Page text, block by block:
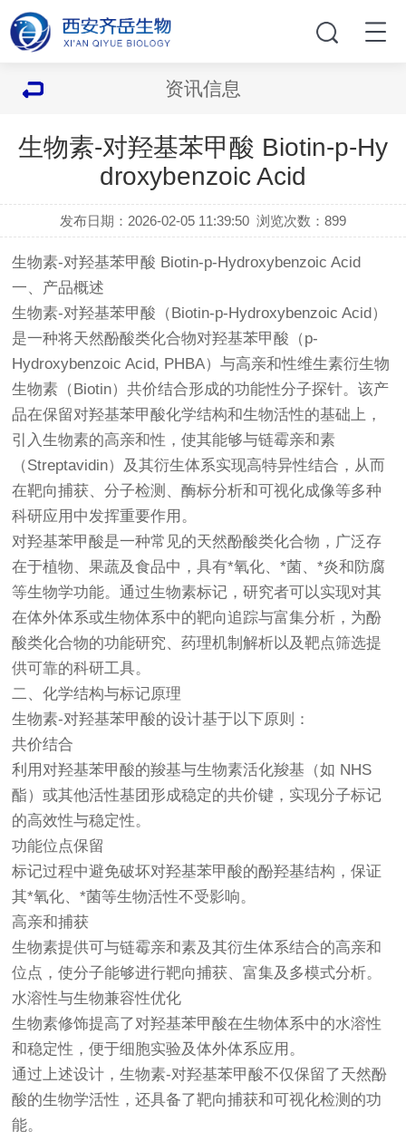
资讯信息
生物素-对羟基苯甲酸 Biotin-p-Hy
droxybenzoic Acid
发布日期：2026-02-05 11:39:50 浏览次数：899
生物素-对羟基苯甲酸 Biotin-p-Hydroxybenzoic Acid
一、产品概述
生物素-对羟基苯甲酸（Biotin-p-Hydroxybenzoic Acid）
是一种将天然酚酸类化合物对羟基苯甲酸（p-
Hydroxybenzoic Acid, PHBA）与高亲和性维生素衍生物
生物素（Biotin）共价结合形成的功能性分子探针。该产
品在保留对羟基苯甲酸化学结构和生物活性的基础上，
引入生物素的高亲和性，使其能够与链霉亲和素
（Streptavidin）及其衍生体系实现高特异性结合，从而
在靶向捕获、分子检测、酶标分析和可视化成像等多种
科研应用中发挥重要作用。
对羟基苯甲酸是一种常见的天然酚酸类化合物，广泛存
在于植物、果蔬及食品中，具有*氧化、*菌、*炎和防腐
等生物学功能。通过生物素标记，研究者可以实现对其
在体外体系或生物体系中的靶向追踪与富集分析，为酚
酸类化合物的功能研究、药理机制解析以及靶点筛选提
供可靠的科研工具。
二、化学结构与标记原理
生物素-对羟基苯甲酸的设计基于以下原则：
共价结合
利用对羟基苯甲酸的羧基与生物素活化羧基（如 NHS
酯）或其他活性基团形成稳定的共价键，实现分子标记
的高效性与稳定性。
功能位点保留
标记过程中避免破坏对羟基苯甲酸的酚羟基结构，保证
其*氧化、*菌等生物活性不受影响。
高亲和捕获
生物素提供可与链霉亲和素及其衍生体系结合的高亲和
位点，使分子能够进行靶向捕获、富集及多模式分析。
水溶性与生物兼容性优化
生物素修饰提高了对羟基苯甲酸在生物体系中的水溶性
和稳定性，便于细胞实验及体外体系应用。
通过上述设计，生物素-对羟基苯甲酸不仅保留了天然酚
酸的生物学活性，还具备了靶向捕获和可视化检测的功
能。